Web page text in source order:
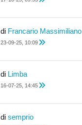
di Francario Massimiliano
23-09-25, 10:09
di Limba
16-07-25, 14:45
di semprio